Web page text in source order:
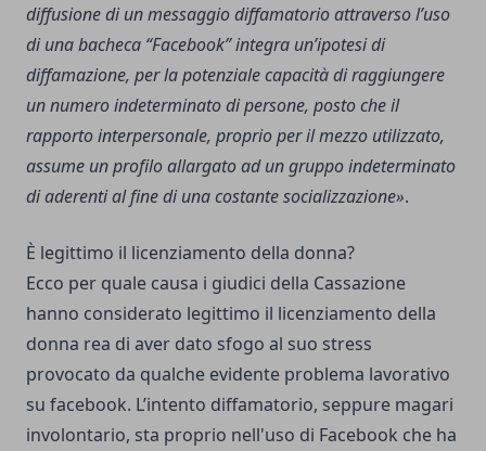
diffusione di un messaggio diffamatorio attraverso l’uso
di una bacheca “Facebook” integra un’ipotesi di
diffamazione, per la potenziale capacità di raggiungere
un numero indeterminato di persone, posto che il
rapporto interpersonale, proprio per il mezzo utilizzato,
assume un profilo allargato ad un gruppo indeterminato
di aderenti al fine di una costante socializzazione».
È legittimo il licenziamento della donna?
Ecco per quale causa i giudici della Cassazione
hanno considerato legittimo il licenziamento della
donna rea di aver dato sfogo al suo stress
provocato da qualche evidente problema lavorativo
su facebook. L’intento diffamatorio, seppure magari
involontario, sta proprio nell'uso di Facebook che ha